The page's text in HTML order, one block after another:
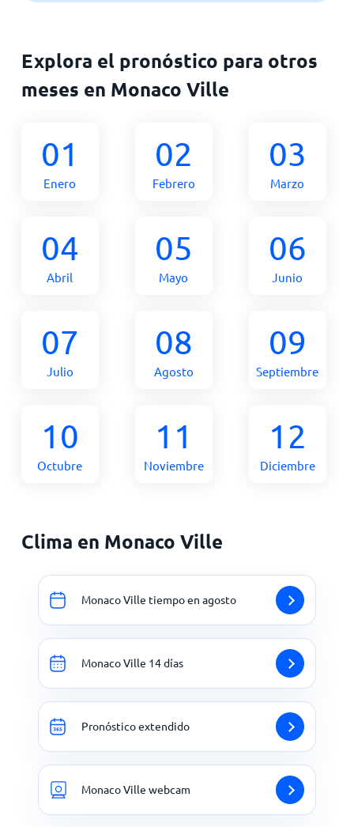
Explora el pronóstico para otros
meses en Monaco Ville
01
Enero
02
Febrero
03
Marzo
04
Abril
05
Mayo
06
Junio
07
Julio
08
Agosto
09
Septiembre
10
Octubre
11
Noviembre
12
Diciembre
Clima en Monaco Ville
Monaco Ville tiempo en agosto
Monaco Ville 14 días
Pronóstico extendido
Monaco Ville webcam